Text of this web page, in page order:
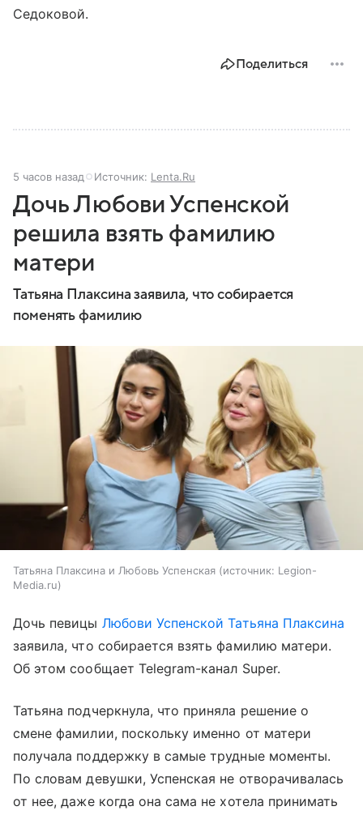
Седоковой.
Поделиться
5 часов назад Источник: Lenta.Ru
Дочь Любови Успенской
решила взять фамилию
матери
Татьяна Плаксина заявила, что собирается
поменять фамилию
Татьяна Плаксина и Любовь Успенская источник: Legion-
Media.ru
Дочь певицы Любови Успенской Татьяна Плаксина
заявила, что собирается взять фамилию матери.
Об этом сообщает Telegram-канал Super.
Татьяна подчеркнула, что приняла решение о
смене фамилии, поскольку именно от матери
получала поддержку в самые трудные моменты.
По словам девушки, Успенская не отворачивалась
от нее, даже когда она сама не хотела принимать